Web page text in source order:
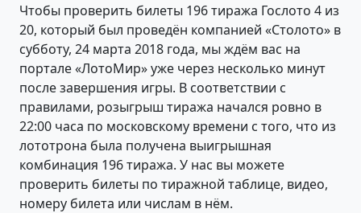
Чтобы проверить билеты 196 тиража Гослото 4 из
20, который был проведён компанией «Столото» в
субботу, 24 марта 2018 года, мы ждём вас на
портале «ЛотоМир» уже через несколько минут
после завершения игры. В соответствии с
правилами, розыгрыш тиража начался ровно в
22:00 часа по московскому времени с того, что из
лототрона была получена выигрышная
комбинация 196 тиража. У нас вы можете
проверить билеты по тиражной таблице, видео,
номеру билета или числам в нём.